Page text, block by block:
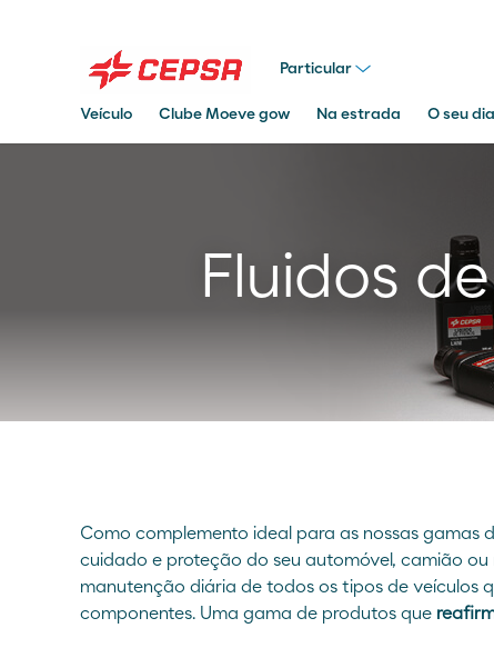
Particular
Veículo Clube Moeve gow Na estrada O seu
Fluidos
Como complemento ideal para as nossas gamas
cuidado e proteção do seu automóvel, camião
manutenção diária de todos os tipos de veículos
componentes. Uma gama de produtos que